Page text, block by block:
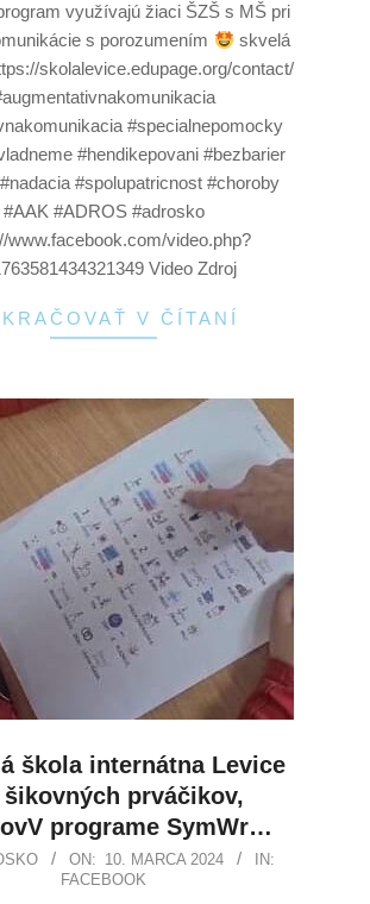
využívajú žiaci ŠZŠ s MŠ pri
s porozumením
skvelá
skolalevice.edupage.org/contact/
#specialnepomocky
#hendikepovani #bezbarier
#spolupatricnost #choroby
#AAK #ADROS #adrosko
www.facebook.com/video.php?
Video Zdroj
V ČÍTANÍ
škola internátna Levice
šikovných prváčikov,
programe SymWr…
ON: 10. MARCA 2024
IN:
FACEBOOK